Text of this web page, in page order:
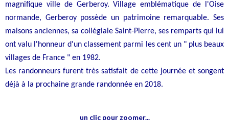
magnifique ville de Gerberoy. Village emblématique de l'Oise
normande, Gerberoy possède un patrimoine remarquable. Ses
maisons anciennes, sa collégiale Saint-Pierre, ses remparts qui lui
ont valu l'honneur d'un classement parmi les cent un " plus beaux
villages de France " en 1982.
Les randonneurs furent très satisfait de cette journée et songent
déjà à la prochaine grande randonnée en 2018.
un clic pour zoomer...